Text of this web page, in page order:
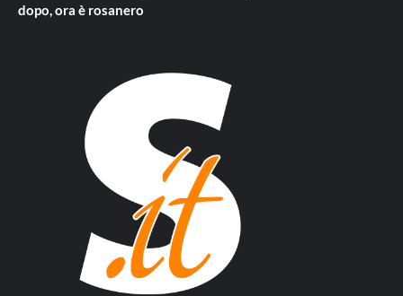
dopo, ora è rosanero